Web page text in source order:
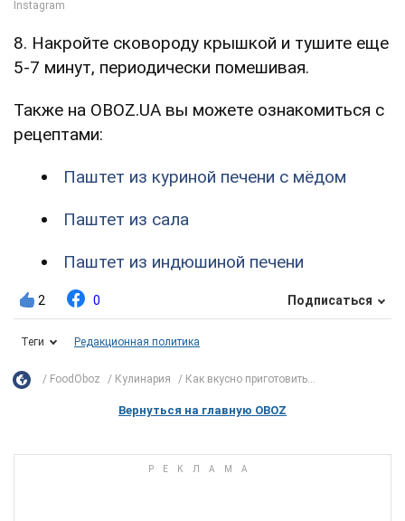
8. Накройте сковороду крышкой и тушите еще
5-7 минут, периодически помешивая.
Также на OBOZ.UA вы можете ознакомиться с
рецептами:
Паштет из куриной печени с мёдом
Паштет из сала
Паштет из индюшиной печени
2 0 Подписаться
Теги Редакционная политика
FoodOboz Кулинария Как вкусно приготовить...
Вернуться на главную OBOZ